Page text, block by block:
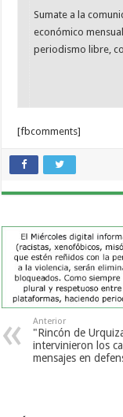
Sumate a la
económico
periodismo libre,
[fbcomments]
Anterior
"Rincón de
intervinieron los
mensajes en